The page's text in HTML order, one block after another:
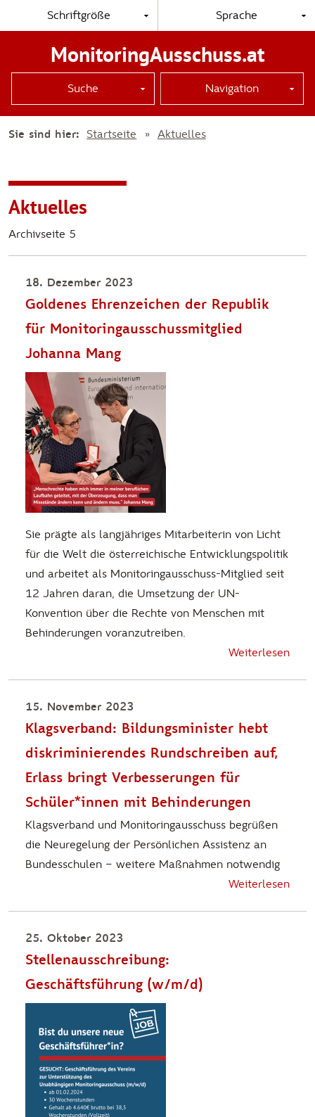
Schriftgröße Sprache
MonitoringAusschuss.at
Suche Navigation
Sie sind hier: Startseite Aktuelles
Aktuelles
Archivseite 5
18. Dezember 2023
Goldenes Ehrenzeichen der Republik
für Monitoringausschussmitglied
Johanna Mang
Sie prägte als langjähriges Mitarbeiterin von Licht
für die Welt die österreichische Entwicklungspolitik
und arbeitet als Monitoringausschuss-Mitglied seit
12 Jahren daran, die Umsetzung der UN-
Konvention über die Rechte von Menschen mit
Behinderungen voranzutreiben.
Weiterlesen
15. November 2023
Klagsverband: Bildungsminister hebt
diskriminierendes Rundschreiben auf,
Erlass bringt Verbesserungen für
Schüler*innen mit Behinderungen
Klagsverband und Monitoringausschuss begrüßen
die Neuregelung der Persönlichen Assistenz an
Bundesschulen – weitere Maßnahmen notwendig
Weiterlesen
25. Oktober 2023
Stellenausschreibung:
Geschäftsführung (w/m/d)